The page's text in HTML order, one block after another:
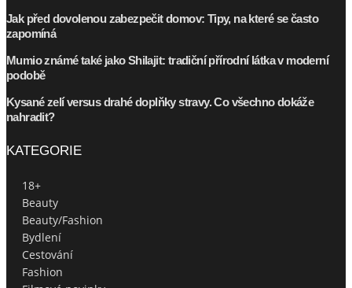
Jak před dovolenou zabezpečit domov: Tipy, na které se často
zapomíná
Mumio známé také jako Shilajit: tradiční přírodní látka v moderní
podobě
Kysané zelí versus drahé doplňky stravy. Co všechno dokáže
nahradit?
KATEGORIE
18+
Beauty
Beauty/Fashion
Bydlení
Cestování
Fashion